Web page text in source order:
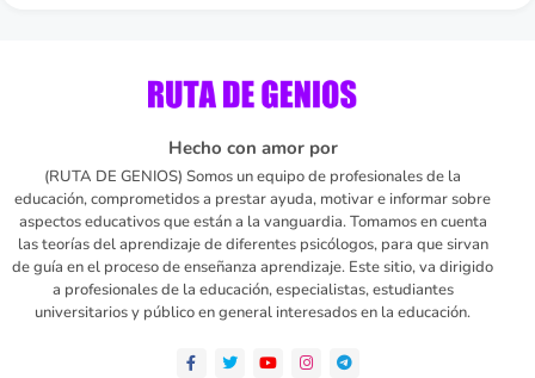
Hecho con amor por
(RUTA DE GENIOS) Somos un equipo de profesionales de la
educación, comprometidos a prestar ayuda, motivar e informar sobre
aspectos educativos que están a la vanguardia. Tomamos en cuenta
las teorías del aprendizaje de diferentes psicólogos, para que sirvan
de guía en el proceso de enseñanza aprendizaje. Este sitio, va dirigido
a profesionales de la educación, especialistas, estudiantes
universitarios y público en general interesados en la educación.